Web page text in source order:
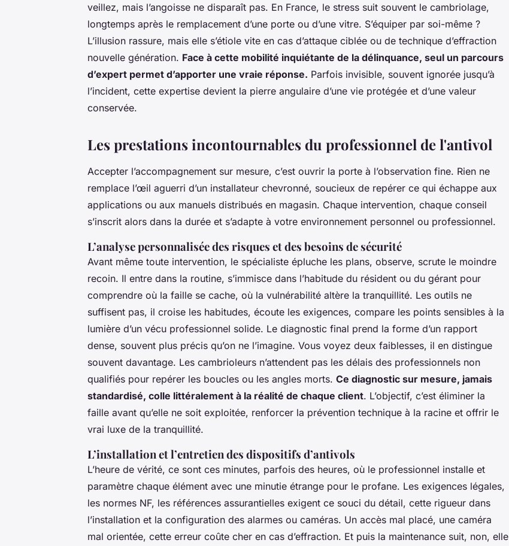
veillez, mais l’angoisse ne disparaît pas. En France, le stress suit souvent le cambriolage,
longtemps après le remplacement d’une porte ou d’une vitre. S’équiper par soi-même ?
L’illusion rassure, mais elle s’étiole vite en cas d’attaque ciblée ou de technique d’effraction
nouvelle génération. Face à cette mobilité inquiétante de la délinquance, seul un parcours
d’expert permet d’apporter une vraie réponse. Parfois invisible, souvent ignorée jusqu’à
l’incident, cette expertise devient la pierre angulaire d’une vie protégée et d’une valeur
conservée.
Les prestations incontournables du professionnel de l'antivol
Accepter l’accompagnement sur mesure, c’est ouvrir la porte à l’observation fine. Rien ne
remplace l’œil aguerri d’un installateur chevronné, soucieux de repérer ce qui échappe aux
applications ou aux manuels distribués en magasin. Chaque intervention, chaque conseil
s’inscrit alors dans la durée et s’adapte à votre environnement personnel ou professionnel.
L’analyse personnalisée des risques et des besoins de sécurité
Avant même toute intervention, le spécialiste épluche les plans, observe, scrute le moindre
recoin. Il entre dans la routine, s’immisce dans l’habitude du résident ou du gérant pour
comprendre où la faille se cache, où la vulnérabilité altère la tranquillité. Les outils ne
suffisent pas, il croise les habitudes, écoute les exigences, compare les points sensibles à la
lumière d’un vécu professionnel solide. Le diagnostic final prend la forme d’un rapport
dense, souvent plus précis qu’on ne l’imagine. Vous voyez deux faiblesses, il en distingue
souvent davantage. Les cambrioleurs n’attendent pas les délais des professionnels non
qualifiés pour repérer les boucles ou les angles morts. Ce diagnostic sur mesure, jamais
standardisé, colle littéralement à la réalité de chaque client. L’objectif, c’est éliminer la
faille avant qu’elle ne soit exploitée, renforcer la prévention technique à la racine et offrir le
vrai luxe de la tranquillité.
L’installation et l’entretien des dispositifs d’antivols
L’heure de vérité, ce sont ces minutes, parfois des heures, où le professionnel installe et
paramètre chaque élément avec une minutie étrange pour le profane. Les exigences légales,
les normes NF, les références assurantielles exigent ce souci du détail, cette rigueur dans
l’installation et la configuration des alarmes ou caméras. Un accès mal placé, une caméra
mal orientée, cette erreur coûte cher en cas d’effraction. Et puis la maintenance suit, non, elle